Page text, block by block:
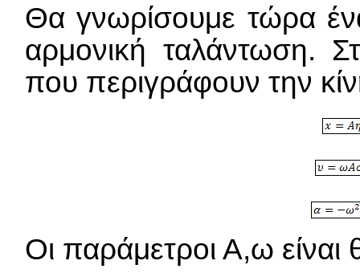
Θα γνωρίσουμε τώρα
αρμονική ταλάντωση.
που περιγράφουν την
Οι παράμετροι Α,ω είναι